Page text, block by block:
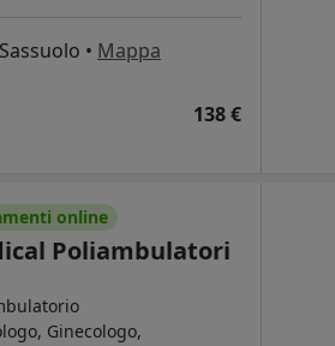
• Mappa
138 €
online
Poliambulatori
Ginecologo,